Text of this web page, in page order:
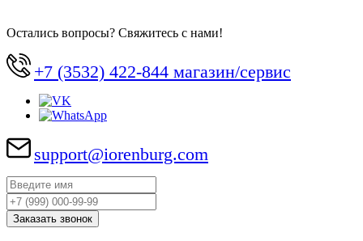
Остались вопросы? Свяжитесь с нами!
+7 (3532) 422-844 магазин/сервис
support@iorenburg.com